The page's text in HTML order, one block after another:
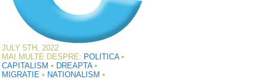
JULY 5TH, 2022
MAI MULTE DESPRE: POLITICA•
CAPITALISM • DREAPTA•
MIGRATIE • NATIONALISM •